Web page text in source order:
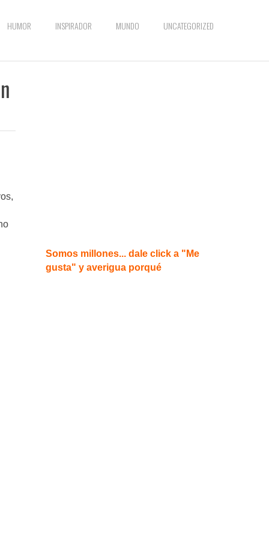
HUMOR INSPIRADOR MUNDO UNCATEGORIZED
Somos millones... dale click a "Me
gusta" y averigua porqué